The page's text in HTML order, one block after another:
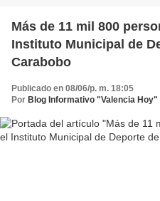
Más de 11 mil 800
Instituto Municipal de
Carabobo
Publicado en 08/06/p. m. 18:05
Por Blog Informativo "Valencia Hoy"